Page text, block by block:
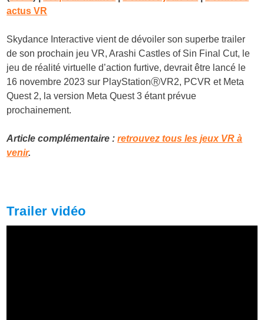
actus VR
Skydance Interactive vient de dévoiler son superbe trailer
de son prochain jeu VR, Arashi Castles of Sin Final Cut, le
jeu de réalité virtuelle d’action furtive, devrait être lancé le
16 novembre 2023 sur PlayStationⓇVR2, PCVR et Meta
Quest 2, la version Meta Quest 3 étant prévue
prochainement.
Article complémentaire :retrouvez tous les jeux VR à
venir.
Trailer vidéo